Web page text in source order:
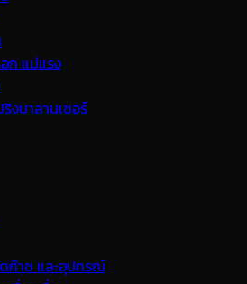
ก แม่แรง
งบาลานเซอร์
ก๊าซ และอุปกรณ์